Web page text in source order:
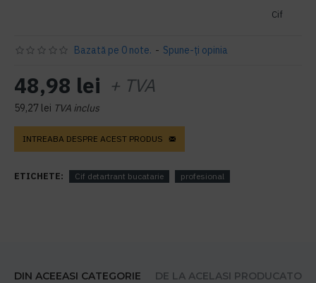
Cif
Bazată pe 0 note. - Spune-ţi opinia
48,98 lei + TVA
59,27 lei TVA inclus
INTREABA DESPRE ACEST PRODUS
ETICHETE: Cif detartrant bucatarie profesional
DIN ACEEASI CATEGORIE DE LA ACELASI PRODUCATOR